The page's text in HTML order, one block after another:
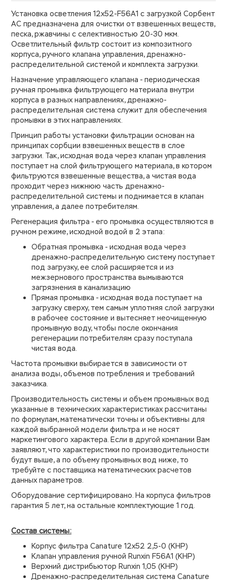
Установка осветления 12х52-F56A1 с загрузкой Сорбент
АС предназначена для очистки от взвешенных веществ,
песка, ржавчины с селективностью 20-30 мкм.
Осветлительный фильтр состоит из композитного
корпуса, ручного клапана управления, дренажно-
распределительной системой и комплекта загрузки.
Назначение управляющего клапана - периодическая
ручная промывка фильтрующего материала внутри
корпуса в разных направлениях, дренажно-
распределительная система служит для обеспечения
промывки в этих направлениях.
Принцип работы установки фильтрации основан на
принципах сорбции взвешенных веществ в слое
загрузки. Так, исходная вода через клапан управления
поступает на слой фильтрующего материала, в котором
фильтруются взвешенные вещества, а чистая вода
проходит через нижнюю часть дренажно-
распределительной системы и поднимается в клапан
управления, а далее потребителям.
Регенерация фильтра - его промывка осуществляются в
ручном режиме, исходной водой в 2 этапа:
Обратная промывка - исходная вода через
дренажно-распределительную систему поступает
под загрузку, ее слой расширяется и из
межзернового пространства вымываются
загрязнения в канализацию
Прямая промывка - исходная вода поступает на
загрузку сверху, тем самым уплотняя слой загрузки
в рабочее состояние и вытесняет неочищенную
промывную воду, чтобы после окончания
регенерации потребителям сразу поступала
чистая вода.
Частота промывки выбирается в зависимости от
анализа воды, объемов потребления и требований
заказчика.
Производительность системы и объем промывных вод
указанные в технических характеристиках рассчитаны
по формулам, математически точны и объективны для
каждой выбранной модели фильтра и не носят
маркетингового характера. Если в другой компании Вам
заявляют, что характеристики по производительности
будут выше, а по объему промывных вод ниже, то
требуйте с поставщика математических расчетов
данных параметров.
Оборудование сертифицировано. На корпуса фильтров
гарантия 5 лет, на остальные комплектующие 1 год.
Состав системы:
Корпус фильтра Canature 12х52 2,5-0 (КНР)
Клапан управления ручной Runxin F56A1 (КНР)
Верхний дистрибьютор Runxin 1,05 (КНР)
Дренажно-распределительная система Canature